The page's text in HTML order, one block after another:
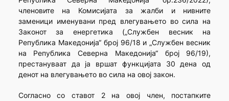
членовите на Комисијата за жалби и нивните
заменици именувани пред влегувањето во сила на
Законот за енергетика („Службен весник на
Република Македонија“ број 96/18 и „Службен весник
на Република Северна Македонија“ број 96/19),
престануваат да ја вршат функцијата 30 дена од
денот на влегувањето во сила на овој закон.
Согласно со ставот 2 на овој член, постапките